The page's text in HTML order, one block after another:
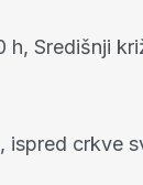
h, Središnji
ispred crkve